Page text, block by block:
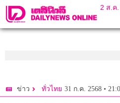
2 ส.ค
ข่าว ทั่วไทย 31 ก.ค. 2568 •